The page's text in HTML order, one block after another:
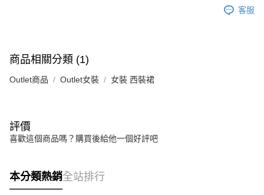
客服
商品相關分類 (1)
Outlet商品 Outlet女裝 女裝 西裝裙
評價
喜歡這個商品嗎？購買後給他一個好評吧
本分類熱銷全站排行